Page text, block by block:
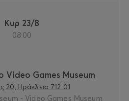
Κυρ 23/8
08:00
Video Games Museum
20, Ηράκλειο 712 01
- Video Games Museum